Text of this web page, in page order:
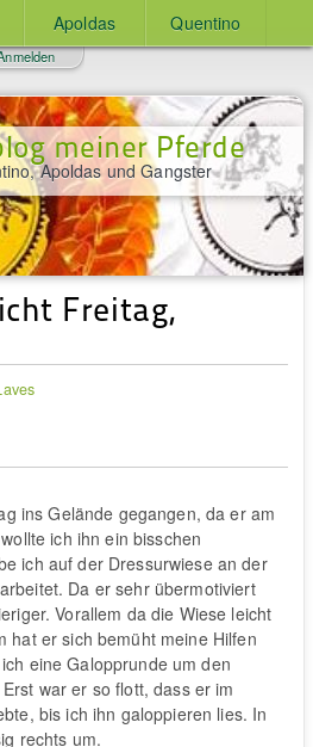
Apoldas Quentino
meiner Pferde
Apoldas und Gangster
Freitag,
ins Gelände gegangen, da er am
ich ihn ein bisschen
ich auf der Dressurwiese an der
Da er sehr übermotiviert
Vorallem da die Wiese leicht
hat er sich bemüht meine Hilfen
eine Galopprunde um den
war er so flott, dass er im
bis ich ihn galoppieren lies. In
rechts um.